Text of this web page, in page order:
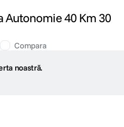
Autonomie 40 Km 30
Compara
noastră.